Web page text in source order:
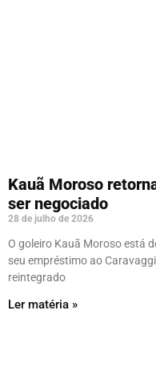
Kauã Moroso
ser negociado
28 de julho de 2026
O goleiro Kauã Moroso está
seu empréstimo ao
reintegrado
Ler matéria »